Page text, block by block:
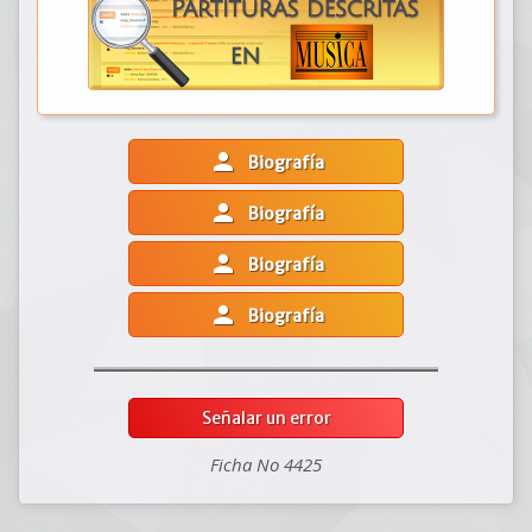
person Biografía
person Biografía
person Biografía
person Biografía
Señalar un error
Ficha No 4425